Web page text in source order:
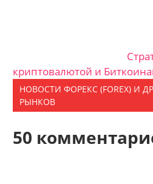
криптовалютой и
НОВОСТИ ФОРЕКС (FOREX) И
РЫНКОВ
50